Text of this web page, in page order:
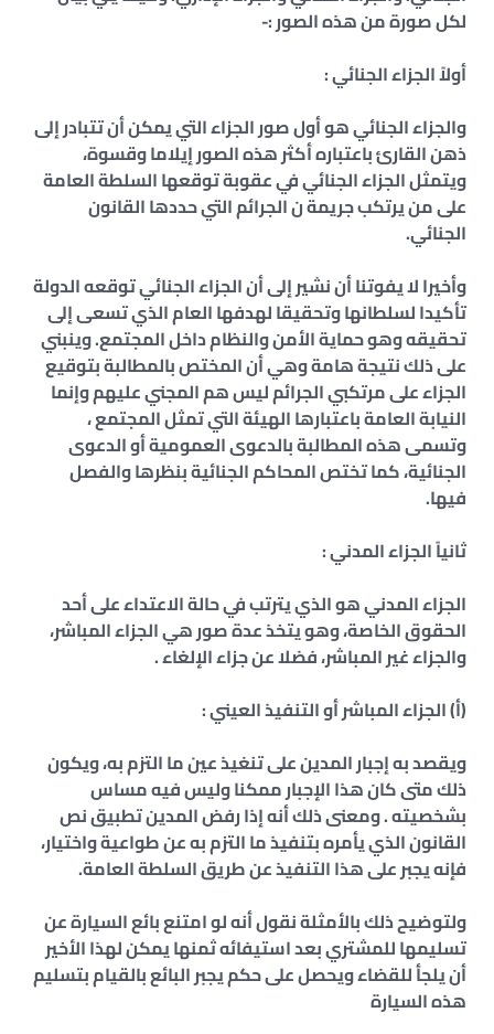
لكل صورة من هذه الصور :-
أولاً الجزاء الجنائي :
والجزاء الجنائي هو أول صور الجزاء التي يمكن أن تتبادر إلى
ذهن القارئ باعتباره أكثر هذه الصور إيلاما وقسوة،
ويتمثل الجزاء الجنائي في عقوبة توقعها السلطة العامة
على من يرتكب جريمة ن الجرائم التي حددها القانون
الجنائي.
وأخيرا لا يفوتنا أن نشير إلى أن الجزاء الجنائي توقعه الدولة
تأكيدا لسلطانها وتحقيقا لهدفها العام الذي تسعى إلى
تحقيقه وهو حماية الأمن والنظام داخل المجتمع. وينبني
على ذلك نتيجة هامة وهي أن المختص بالمطالبة بتوقيع
الجزاء على مرتكبي الجرائم ليس هم المجني عليهم وإنما
النيابة العامة باعتبارها الهيئة التي تمثل المجتمع ،
وتسمى هذه المطالبة بالدعوى العمومية أو الدعوى
الجنائية، كما تختص المحاكم الجنائية بنظرها والفصل
فيها.
ثانياً الجزاء المدني :
الجزاء المدني هو الذي يترتب في حالة الاعتداء على أحد
الحقوق الخاصة، وهو يتخذ عدة صور هي الجزاء المباشر،
والجزاء غير المباشر، فضلا عن جزاء الإلغاء .
(أ) الجزاء المباشر أو التنفيذ العيني :
ويقصد به إجبار المدين على تنغيذ عين ما التزم به، ويكون
ذلك متى كان هذا الإجبار ممكنا وليس فيه مساس
بشخصيته . ومعنى ذلك أنه إذا رفض المدين تطبيق نص
القانون الذي يأمره بتنفيذ ما التزم به عن طواعية واختيار،
فإنه يجبر على هذا التنفيذ عن طريق السلطة العامة.
ولتوضيح ذلك بالأمثلة نقول أنه لو امتنع بائع السيارة عن
تسليمها للمشتري بعد استيفائه ثمنها يمكن لهذا الأخير
أن يلجأ للقضاء ويحصل على حكم يجبر البائع بالقيام بتسليم
هذه السيارة